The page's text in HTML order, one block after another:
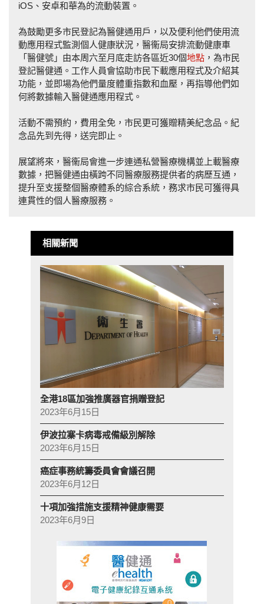
iOS、安卓和華為的流動裝置。
為鼓勵更多市民登記為醫健通用戶，以及便利他們使用流
動應用程式監測個人健康狀況，醫衞局安排流動健康車
「醫健號」由本周六至月底走訪各區近30個地點 ，為市民
登記醫健通。工作人員會協助市民下載應用程式及介紹其
功能，並即場為他們量度體重指數和血壓，再指導他們如
何將數據輸入醫健通應用程式。
活動不需預約，費用全免，市民更可獲贈精美紀念品。紀
念品先到先得，送完即止。
展望將來，醫衞局會進一步連通私營醫療機構並上載醫療
數據，把醫健通由橫跨不同醫療服務提供者的病歷互通，
提升至支援整個醫療體系的綜合系統，務求市民可獲得具
連貫性的個人醫療服務。
相關新聞
全港18區加強推廣器官捐贈登記
2023年6月15日
伊波拉寨卡病毒戒備級別解除
2023年6月15日
癌症事務統籌委員會會議召開
2023年6月12日
十項加強措施支援精神健康需要
2023年6月9日